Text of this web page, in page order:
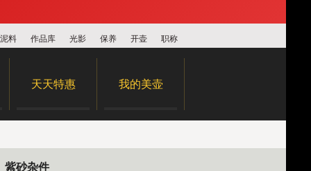
职称
开壶
保养
光影
作品库
泥料
天天特惠 我的美壶
紫砂杂件